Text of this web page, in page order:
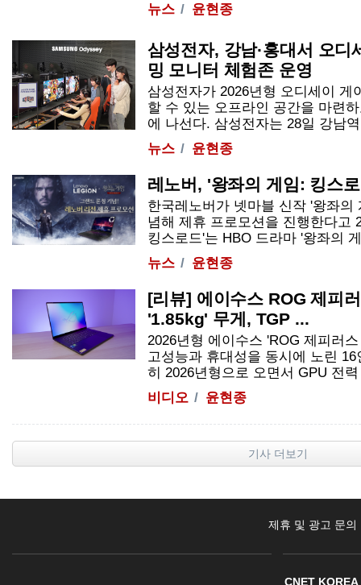
뉴스
윤현종
삼성전자, 강남·홍대서 오디
밍 모니터 체험존 운영
삼성전자가 2026년형 오디세이 게
할 수 있는 오프라인 공간을 마련
에 나선다. 삼성전자는 28일 강남
뉴스
윤현종
레노버, '왕좌의 게임: 킹스
한국레노버가 넷마블 신작 '왕좌의
념해 제휴 프로모션을 진행한다고
킹스로드'는 HBO 드라마 '왕좌의
뉴스
윤현종
[리뷰] 에이수스 ROG 제피
'1.85kg' 무게, TGP ...
2026년형 에이수스 'ROG 제피러
고성능과 휴대성을 동시에 노린
히 2026년형으로 오면서 GPU 전
비디오
윤현종
기사 더보기
제휴 및 광고 문의
CNET